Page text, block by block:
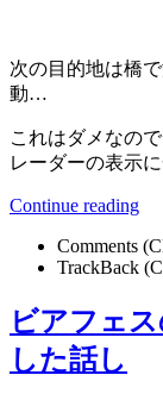
次の目的地は橋
動…
これはダメなの
レーダーの表示
Continue reading
Comments
TrackBack
ビアフェ
した話し